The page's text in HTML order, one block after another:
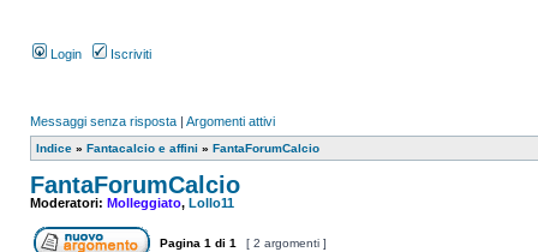
Login Iscriviti
Messaggi senza risposta | Argomenti attivi
Indice » Fantacalcio e affini » FantaForumCalcio
FantaForumCalcio
Moderatori: Molleggiato, Lollo11
Pagina 1 di 1 [ 2 argomenti ]